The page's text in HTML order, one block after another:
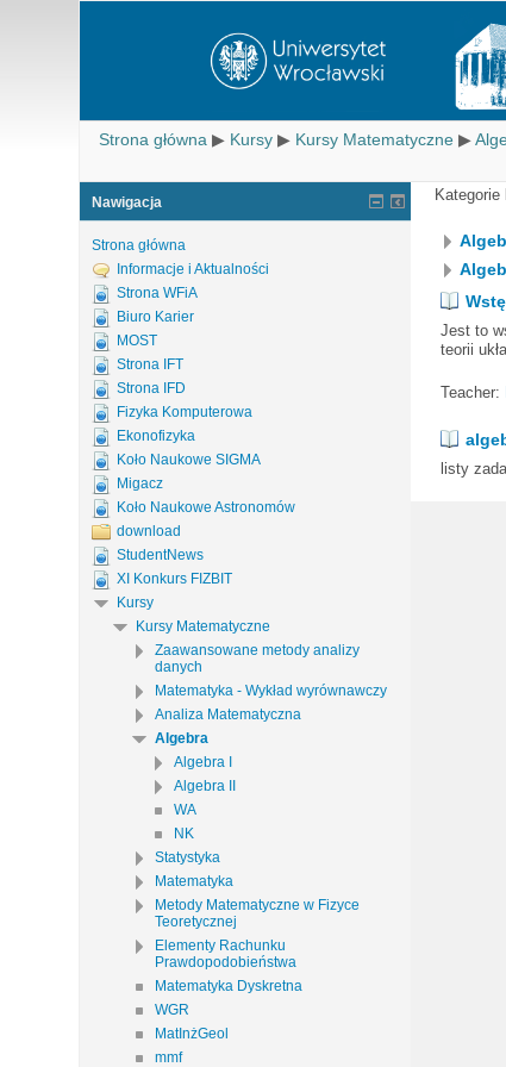
Strona główna ▶ Kursy ▶ Kursy Matematyczne ▶
Kategorie
Jest to
teorii
Teacher:
listy
Nawigacja
Strona główna
Informacje i Aktualności
Strona WFiA
Biuro Karier
MOST
Strona IFT
Strona IFD
Fizyka Komputerowa
Ekonofizyka
Koło Naukowe SIGMA
Migacz
Koło Naukowe Astronomów
download
StudentNews
XI Konkurs FIZBIT
Kursy
Kursy Matematyczne
Zaawansowane metody analizy
danych
Matematyka - Wykład wyrównawczy
Analiza Matematyczna
Algebra
Algebra I
Algebra II
WA
NK
Statystyka
Matematyka
Metody Matematyczne w Fizyce
Teoretycznej
Elementy Rachunku
Prawdopodobieństwa
Matematyka Dyskretna
WGR
MatInżGeol
mmf